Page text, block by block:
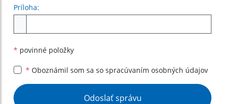
Príloha:
* povinné položky
* Oboznámil som sa so spracúvaním osobných údajov
Google reCaptcha Response
Odoslať správu